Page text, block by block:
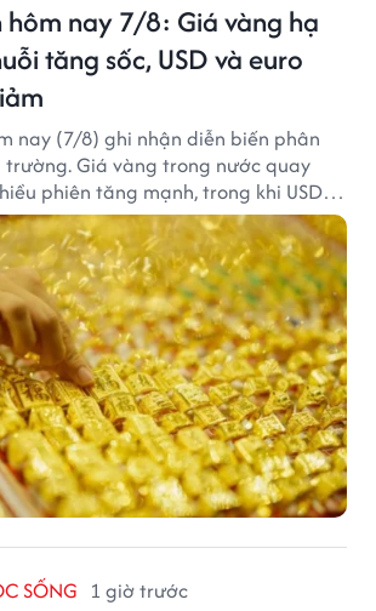
hôm nay 7/8: Giá vàng hạ
tăng sốc, USD và euro
nay (7/8) ghi nhận diễn biến phân
Giá vàng trong nước quay
phiên tăng mạnh, trong khi USD
tục suy yếu dù tỷ giá trung tâm lập
SỐNG 1 giờ trước